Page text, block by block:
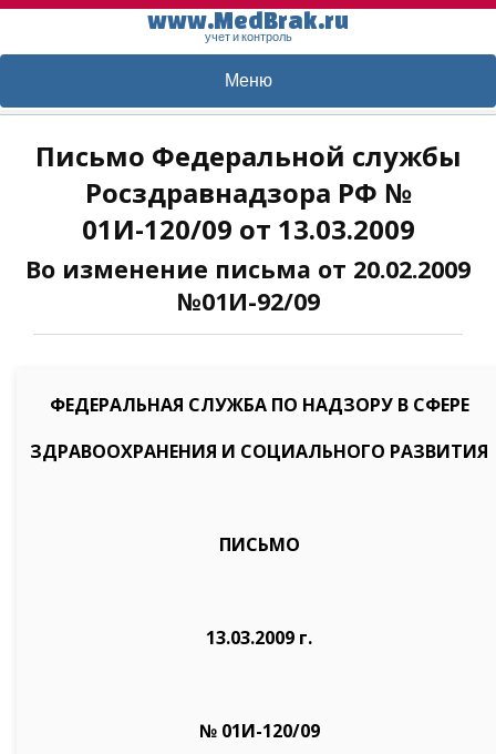
www.MedBrak.ru
учет и контроль
Меню
Письмо Федеральной службы
Росздравнадзора РФ №
01И-120/09 от 13.03.2009
Во изменение письма от 20.02.2009
№01И-92/09
ФЕДЕРАЛЬНАЯ СЛУЖБА ПО НАДЗОРУ В СФЕРЕ
ЗДРАВООХРАНЕНИЯ И СОЦИАЛЬНОГО РАЗВИТИЯ
ПИСЬМО
13.03.2009 г.
№ 01И-120/09